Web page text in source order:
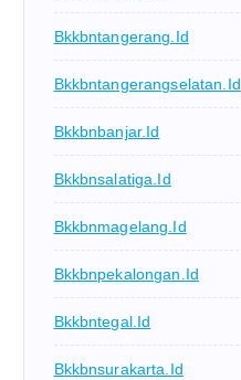
Bkkbntangerang.id
Bkkbntangerangselatan.id
Bkkbnbanjar.id
Bkkbnsalatiga.id
Bkkbnmagelang.id
Bkkbnpekalongan.id
Bkkbntegal.id
Bkkbnsurakarta.id